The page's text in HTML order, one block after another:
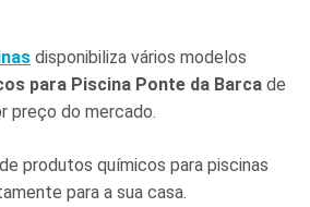
disponibiliza vários modelos
para Piscina Ponte da Barca de
preço do mercado.
produtos químicos para piscinas
para a sua casa.